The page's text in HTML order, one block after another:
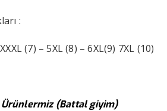
:
(7) – 5XL (8) – 6XL(9) 7XL (10)
Ürünlermiz (Battal giyim)